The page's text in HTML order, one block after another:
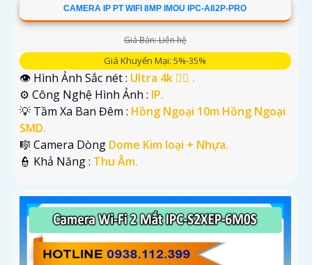
CAMERA IP PT WIFI 8MP IMOU IPC-A82P-PRO
Giá Bán: Liên hệ
Giá Khuyến Mại: 5%-35%
👁 Hình Ảnh Sắc nét : Ultra 4k 👍🏾 .
⚙ Công Nghệ Hình Ảnh : IP.
💡 Tầm Xa Ban Đêm : Hồng Ngoại 10m Hồng Ngoại
SMD.
🎼️ Camera Dòng Dome Kim loại + Nhựa.
️👮 Khả Năng : Thu Âm.